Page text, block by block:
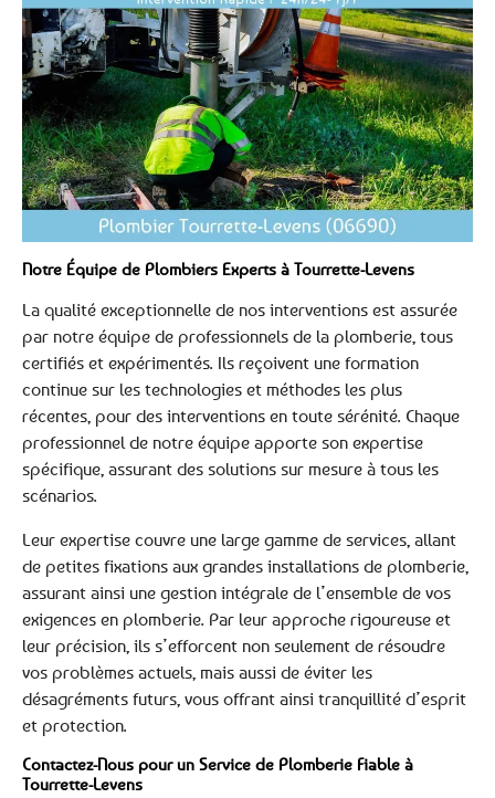
Notre Équipe de Plombiers Experts à Tourrette-Levens
La qualité exceptionnelle de nos interventions est assurée
par notre équipe de professionnels de la plomberie, tous
certifiés et expérimentés. Ils reçoivent une formation
continue sur les technologies et méthodes les plus
récentes, pour des interventions en toute sérénité. Chaque
professionnel de notre équipe apporte son expertise
spécifique, assurant des solutions sur mesure à tous les
scénarios.
Leur expertise couvre une large gamme de services, allant
de petites fixations aux grandes installations de plomberie,
assurant ainsi une gestion intégrale de l’ensemble de vos
exigences en plomberie. Par leur approche rigoureuse et
leur précision, ils s’efforcent non seulement de résoudre
vos problèmes actuels, mais aussi de éviter les
désagréments futurs, vous offrant ainsi tranquillité d’esprit
et protection.
Contactez-Nous pour un Service de Plomberie Fiable à
Tourrette-Levens